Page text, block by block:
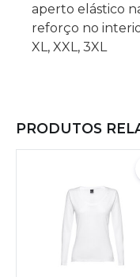
aperto elástico
reforço no
XL, XXL, 3XL
PRODUTOS